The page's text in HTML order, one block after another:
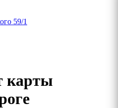
59/1
карты